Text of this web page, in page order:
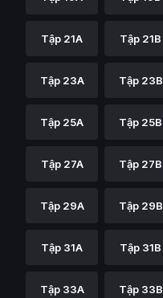
Tập 21A Tập 21B
Tập 23A Tập 23B
Tập 25A Tập 25B
Tập 27A Tập 27B
Tập 29A Tập 29B
Tập 31A Tập 31B
Tập 33A Tập 33B